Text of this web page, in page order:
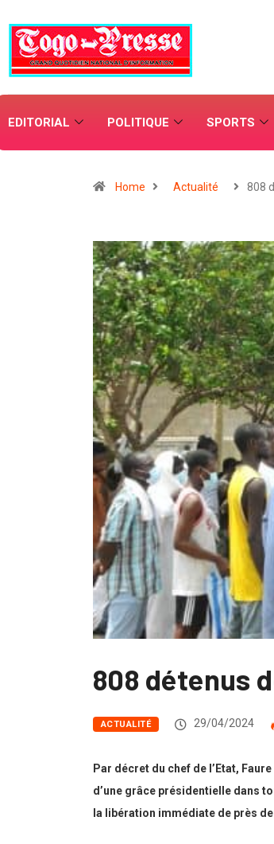
EDITORIAL POLITIQUE SPORTS
Home Actualité 808
808 détenus
ACTUALITÉ 29/04/2024
Par décret du chef de l’Etat,
d’une grâce présidentielle dans
la libération immédiate de près